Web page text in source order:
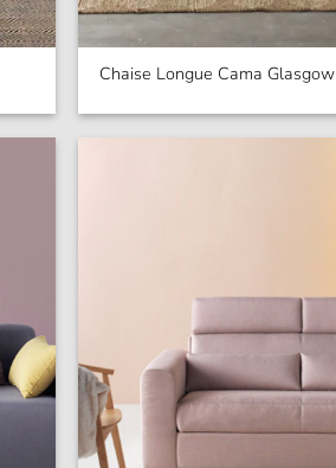
Chaise Longue Cama Glasgow